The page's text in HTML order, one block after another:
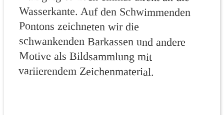
variierendem Zeichenmaterial.